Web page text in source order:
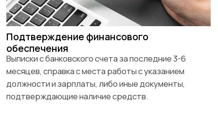
- Для работающих: справка с места работы с
указанием должности, стажа и заработной платы.
- Для пенсионеров: копия пенсионного
удостоверения и выписка о пенсии.